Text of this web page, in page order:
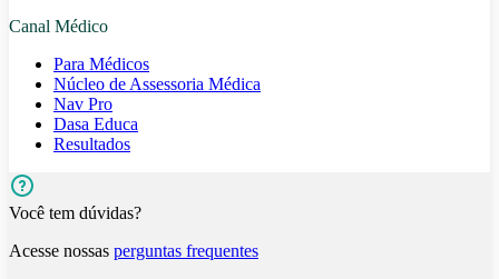
Canal Médico
Para Médicos
Núcleo de Assessoria Médica
Nav Pro
Dasa Educa
Resultados
Você tem dúvidas?
Acesse nossas perguntas frequentes